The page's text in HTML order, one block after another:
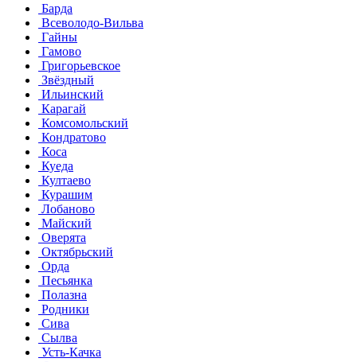
Барда
Всеволодо-Вильва
Гайны
Гамово
Григорьевское
Звёздный
Ильинский
Карагай
Комсомольский
Кондратово
Коса
Куеда
Култаево
Курашим
Лобаново
Майский
Оверята
Октябрьский
Орда
Песьянка
Полазна
Родники
Сива
Сылва
Усть-Качка